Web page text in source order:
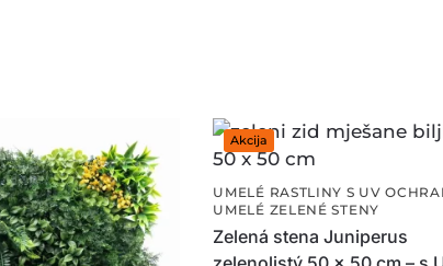
Akcija
UMELÉ RASTLINY S UV
UMELÉ ZELENÉ STENY
Zelená stena Juniperus